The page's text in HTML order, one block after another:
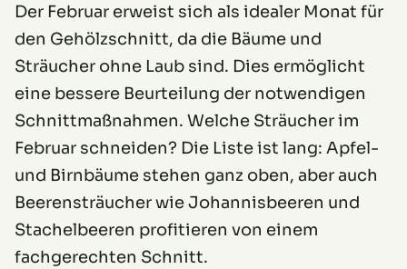
Der Februar erweist sich als idealer Monat für
den Gehölzschnitt, da die Bäume und
Sträucher ohne Laub sind. Dies ermöglicht
eine bessere Beurteilung der notwendigen
Schnittmaßnahmen. Welche Sträucher im
Februar schneiden? Die Liste ist lang: Apfel-
und Birnbäume stehen ganz oben, aber auch
Beerensträucher wie Johannisbeeren und
Stachelbeeren profitieren von einem
fachgerechten Schnitt.